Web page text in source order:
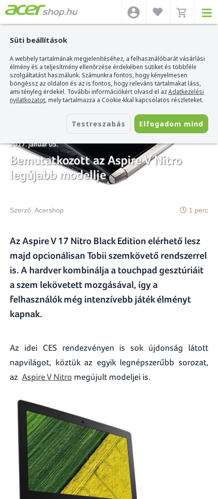
Süti beállítások
A webhely tartalmának megjelenítéséhez, a felhasználóbarát vásárlási
élmény és a teljesítmény ellenőrzése érdekében sütiket és többféle
szolgáltatást használunk. Számunkra fontos, hogy kényelmesen
böngéssz az oldalon és az is fontos, hogy releváns tartalmakat láss,
ami tényleg érdekel. További információkért olvasd el azAdatkezelési
nyilatkozatot, mely tartalmazza a Cookie-kkal kapcsolatos részleteket.
Testreszabás Elfogadom mind
Acer webshop>Hírek>Bemutatkozott az Aspire V Nitro legújabb modellje
2017. január 05.
Bemutatkozott az Aspire V Nitro
legújabb modellje
Szerző: Acershop 1 perc
Az Aspire V 17 Nitro Black Edition elérhető lesz
majd opcionálisan Tobii szemkövető rendszerrel
is. A hardver kombinálja a touchpad gesztúriáit
a szem lekövetett mozgásával, így a
felhasználók még intenzívebb játék élményt
kapnak.
Az idei CES rendezvényen is sok újdonság látott
napvilágot, köztük az egyik legnépszerűbb sorozat,
az Aspire V Nitro megújult modeljei is.